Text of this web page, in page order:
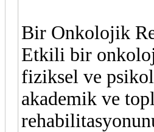
Bir Onkolojik
Etkili bir
fiziksel ve
akademik ve